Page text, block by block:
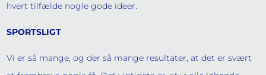
hvert tilfælde nogle gode ideer.
SPORTSLIGT
Vi er så mange, og der så mange resultater, at det er svært